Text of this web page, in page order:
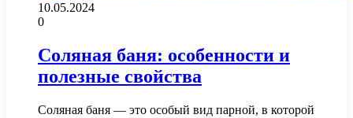
10.05.2024
0
Соляная баня: особенности и
полезные свойства
Соляная баня — это особый вид парной, в которой